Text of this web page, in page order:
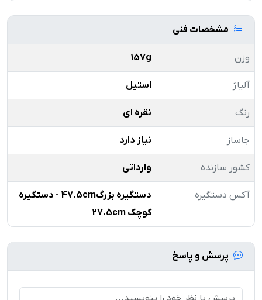
مشخصات فنی
وزن 157g
آلیاژ استیل
رنگ نقره ای
جاساز نیاز دارد
کشور سازنده وارداتی
آکس دستگیره
دستگیره بزرگ47.5cm - دستگیره
کوچک 27.5cm
پرسش و پاسخ